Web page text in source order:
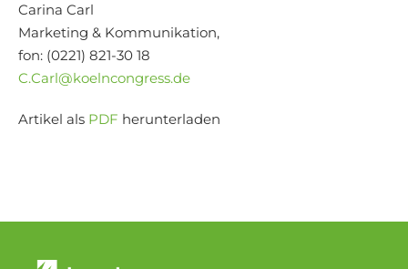
Carina Carl
Marketing & Kommunikation,
fon: (0221) 821-30 18
C.Carl@koelncongress.de
Artikel als PDF herunterladen